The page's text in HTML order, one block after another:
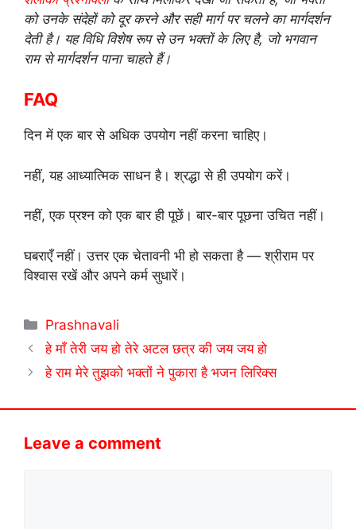
को उनके संदेहों को दूर करने और सही मार्ग पर चलने का मार्गदर्शन
देती है। यह विधि विशेष रूप से उन भक्तों के लिए है, जो भगवान
राम से मार्गदर्शन पाना चाहते हैं।
FAQ
दिन में एक बार से अधिक उपयोग नहीं करना चाहिए।
नहीं, यह आध्यात्मिक साधन है। श्रद्धा से ही उपयोग करें।
नहीं, एक प्रश्न को एक बार ही पूछें। बार-बार पूछना उचित नहीं।
घबराएँ नहीं। उत्तर एक चेतावनी भी हो सकता है — श्रीराम पर
विश्वास रखें और अपने कर्म सुधारें।
Categories
Prashnavali
हे माँ तेरी जय हो तेरे अटल छत्र की जय जय हो
हे राम मेरे तुझको भक्तों ने पुकारा है भजन लिरिक्स
Leave a comment